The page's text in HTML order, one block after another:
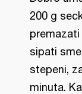
200 g
sipati
stepeni,
minuta.